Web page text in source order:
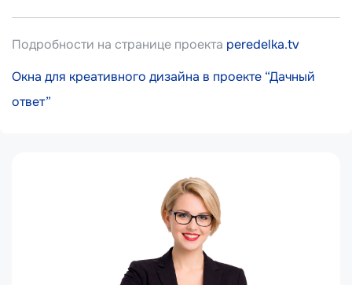
Подробности на странице проекта peredelka.tv
Окна для креативного дизайна в проекте “Дачный
ответ”